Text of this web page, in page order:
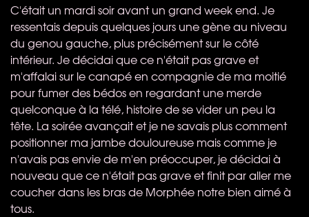
C'était un mardi soir avant un grand week end. Je
ressentais depuis quelques jours une gène au niveau
du genou gauche, plus précisément sur le côté
intérieur. Je décidai que ce n'était pas grave et
m'affalai sur le canapé en compagnie de ma moitié
pour fumer des bédos en regardant une merde
quelconque à la télé, histoire de se vider un peu la
tête. La soirée avançait et je ne savais plus comment
positionner ma jambe douloureuse mais comme je
n'avais pas envie de m'en préoccuper, je décidai à
nouveau que ce n'était pas grave et finit par aller me
coucher dans les bras de Morphée notre bien aimé à
tous.